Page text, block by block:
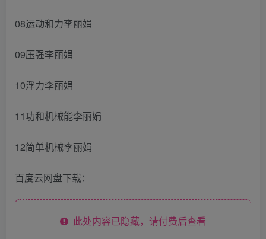
08运动和力李丽娟
09压强李丽娟
10浮力李丽娟
11功和机械能李丽娟
12简单机械李丽娟
百度云网盘下载：
此处内容已隐藏，请付费后查看